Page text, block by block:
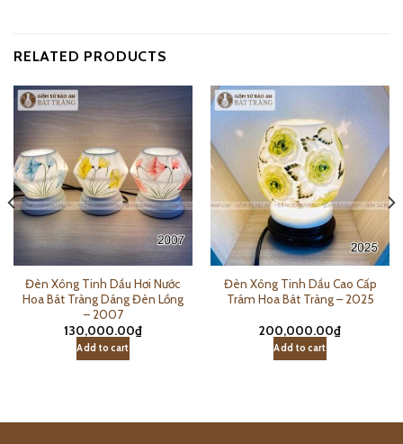
RELATED PRODUCTS
Đèn Xông Tinh Dầu Hơi Nước
Hoa Bát Tràng Dáng Đèn Lồng
– 2007
130,000.00₫
Add to cart
Đèn Xông Tinh Dầu Cao Cấp
Trám Hoa Bát Tràng – 2025
200,000.00₫
Add to cart